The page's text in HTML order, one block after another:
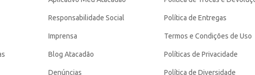
Responsabilidade Social
Imprensa
Blog Atacadão
Denúncias
Política de Entregas
Termos e Condições de Uso
Políticas de Privacidade
Política de Diversidade